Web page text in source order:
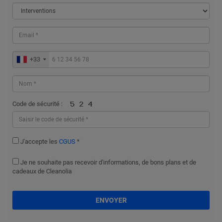
+33
Code de sécurité :
J'accepte les CGUS *
Je ne souhaite pas recevoir d'informations, de bons plans et de
cadeaux de Cleanolia
ENVOYER